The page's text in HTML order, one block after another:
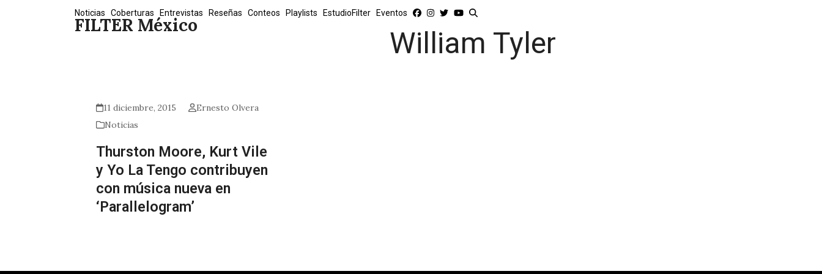
FILTER México
Noticias Coberturas Entrevistas Reseñas Conteos Playlists EstudioFilter Eventos
William Tyler
11 diciembre, 2015
Ernesto Olvera
Noticias
Thurston Moore, Kurt Vile
y Yo La Tengo contribuyen
con música nueva en
‘Parallelogram’